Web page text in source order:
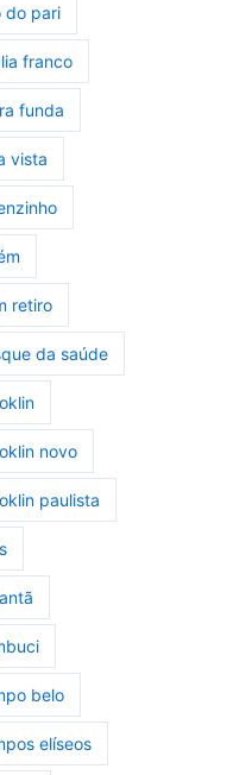
do pari
franco
funda
vista
retiro
da saúde
novo
paulista
belo
elíseos